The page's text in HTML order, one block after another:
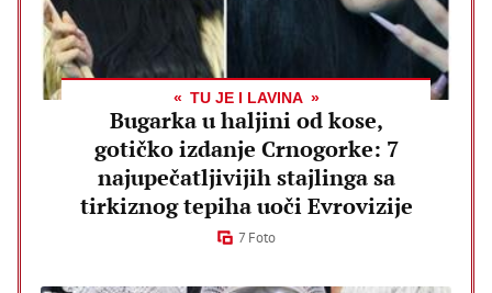
TU JE I LAVINA
Bugarka u haljini od kose,
gotičko izdanje Crnogorke: 7
najupečatljivijih stajlinga sa
tirkiznog tepiha uoči Evrovizije
7 Foto